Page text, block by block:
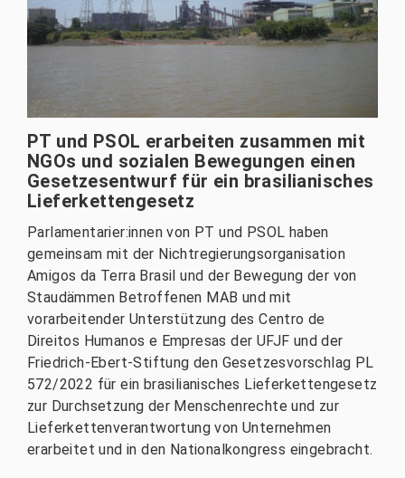
PT und PSOL erarbeiten zusammen mit
NGOs und sozialen Bewegungen einen
Gesetzesentwurf für ein brasilianisches
Lieferkettengesetz
Parlamentarier:innen von PT und PSOL haben
gemeinsam mit der Nichtregierungsorganisation
Amigos da Terra Brasil und der Bewegung der von
Staudämmen Betroffenen MAB und mit
vorarbeitender Unterstützung des Centro de
Direitos Humanos e Empresas der UFJF und der
Friedrich-Ebert-Stiftung den Gesetzesvorschlag PL
572/2022 für ein brasilianisches Lieferkettengesetz
zur Durchsetzung der Menschenrechte und zur
Lieferkettenverantwortung von Unternehmen
erarbeitet und in den Nationalkongress eingebracht.